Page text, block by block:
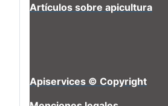
Artículos sobre apicultura
Apiservices © Copyright